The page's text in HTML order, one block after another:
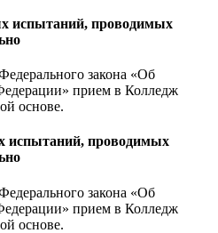
испытаний, проводимых
закона «Об
прием в Колледж
основе.
испытаний, проводимых
закона «Об
прием в Колледж
основе.